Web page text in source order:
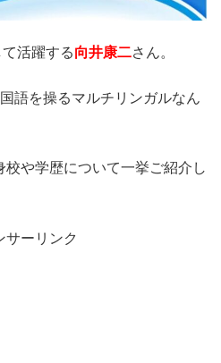
活躍する向井康二さん。
語を操るマルチリンガルなん
や学歴について一挙ご紹介し
サーリンク